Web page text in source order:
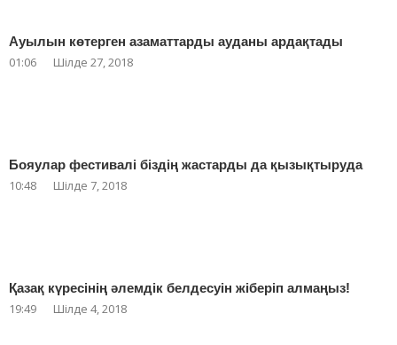
Ауылын көтерген азаматтарды ауданы ардақтады
01:06 Шілде 27, 2018
Бояулар фестивалі біздің жастарды да қызықтыруда
10:48 Шілде 7, 2018
Қазақ күресінің әлемдік белдесуін жіберіп алмаңыз!
19:49 Шілде 4, 2018